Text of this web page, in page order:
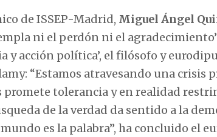
de ISSEP-Madrid, Miguel Ángel
ni el perdón ni el
y acción política’, el filósofo y
“Estamos atravesando una crisis
tolerancia y en realidad
de la verdad da sentido a la
es la palabra”, ha concluido el